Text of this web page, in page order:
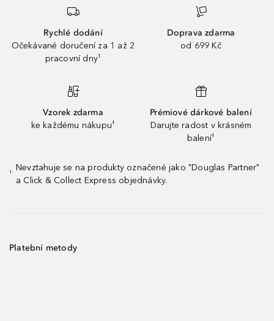
Rychlé dodání
Očekávané doručení za 1 až 2
pracovní dny¹
Doprava zdarma
od 699 Kč
Vzorek zdarma
ke každému nákupu¹
Prémiové dárkové balení
Darujte radost v krásném
balení¹
¹
Nevztahuje se na produkty označené jako "Douglas Partner"
a Click & Collect Express objednávky.
Platební metody